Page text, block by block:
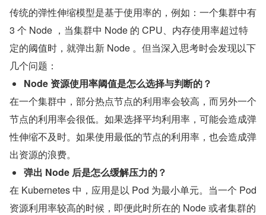
传统的弹性伸缩模型是基于使用率的，例如：一个集群中有
3 个 Node ，当集群中 Node 的 CPU、内存使用率超过特
定的阈值时，就弹出新 Node 。但当深入思考时会发现以下
几个问题：
Node 资源使用率阈值是怎么选择与判断的？
在一个集群中，部分热点节点的利用率会较高，而另外一个
节点的利用率会很低。如果选择平均利用率，可能会造成弹
性伸缩不及时。如果使用最低的节点的利用率，也会造成弹
出资源的浪费。
弹出 Node 后是怎么缓解压力的？
在 Kubernetes 中，应用是以 Pod 为最小单元。当一个 Pod
资源利用率较高的时候，即便此时所在的 Node 或者集群的